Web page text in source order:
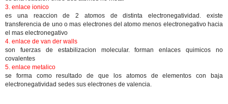
3. enlace ionico
es una reaccion de 2 atomos de distinta electronegatividad. existe
transferencia de uno o mas electrones del atomo menos electronegativo hacia
el mas electronegativo
4. enlace de van der walls
son fuerzas de estabilizacion molecular. forman enlaces quimicos no
covalentes
5. enlace metalico
se forma como resultado de que los atomos de elementos con baja
electronegatividad sedes sus electrones de valencia.